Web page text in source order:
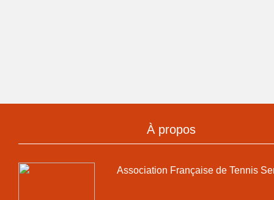
À propos
Association Française de Tennis